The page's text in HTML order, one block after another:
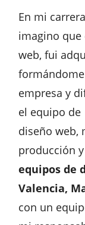
En mi
imagino que
web, fui
empresa y
el equipo
diseño web,
producción
equipos de
Valencia,
con un